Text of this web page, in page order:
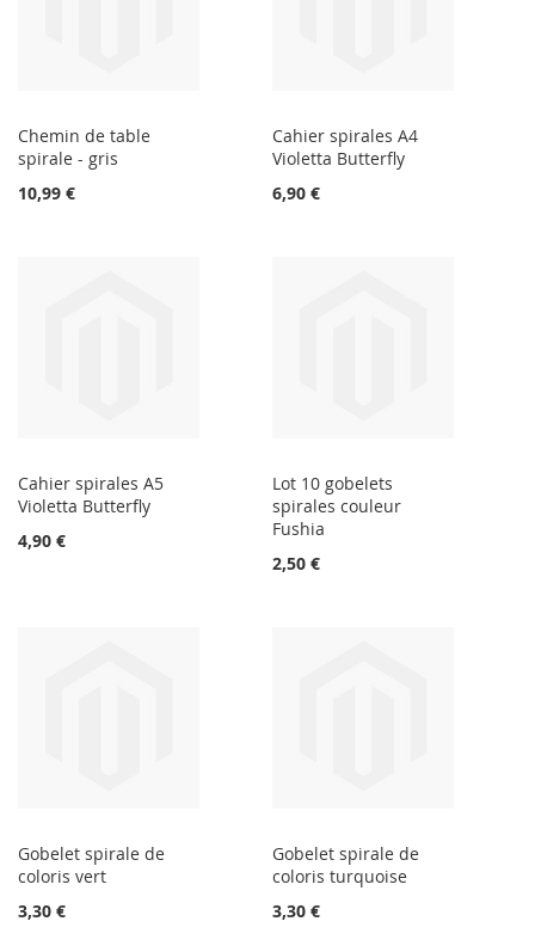
Chemin de table
spirale - gris
10,99 €
Cahier spirales A4
Violetta Butterfly
6,90 €
Cahier spirales A5
Violetta Butterfly
4,90 €
Lot 10 gobelets
spirales couleur
Fushia
2,50 €
Gobelet spirale de
coloris vert
3,30 €
Gobelet spirale de
coloris turquoise
3,30 €